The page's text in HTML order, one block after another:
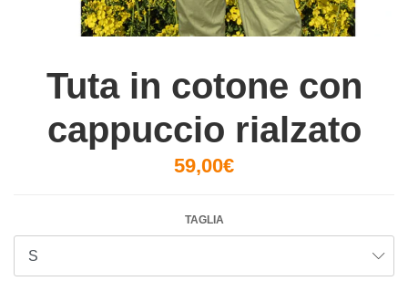
Tuta in cotone con
cappuccio rialzato
59,00€
TAGLIA